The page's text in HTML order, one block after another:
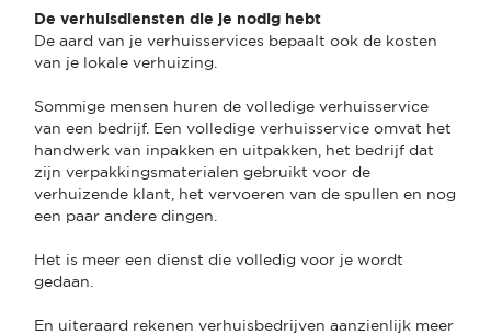
De verhuisdiensten die je nodig hebt
De aard van je verhuisservices bepaalt ook de kosten
van je lokale verhuizing.
Sommige mensen huren de volledige verhuisservice
van een bedrijf. Een volledige verhuisservice omvat het
handwerk van inpakken en uitpakken, het bedrijf dat
zijn verpakkingsmaterialen gebruikt voor de
verhuizende klant, het vervoeren van de spullen en nog
een paar andere dingen.
Het is meer een dienst die volledig voor je wordt
gedaan.
En uiteraard rekenen verhuisbedrijven aanzienlijk meer